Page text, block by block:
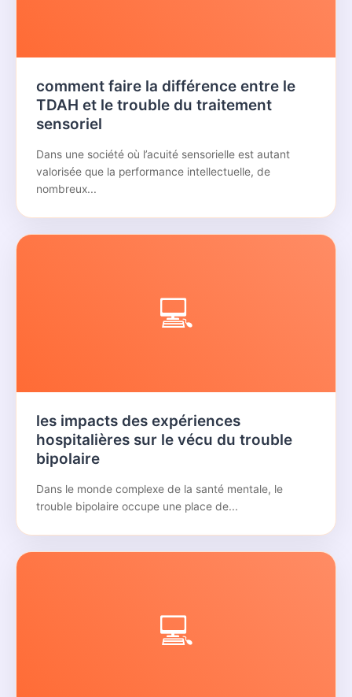
comment faire la différence entre le
TDAH et le trouble du traitement
sensoriel
Dans une société où l’acuité sensorielle est autant
valorisée que la performance intellectuelle, de
nombreux...
💻
les impacts des expériences
hospitalières sur le vécu du trouble
bipolaire
Dans le monde complexe de la santé mentale, le
trouble bipolaire occupe une place de...
💻